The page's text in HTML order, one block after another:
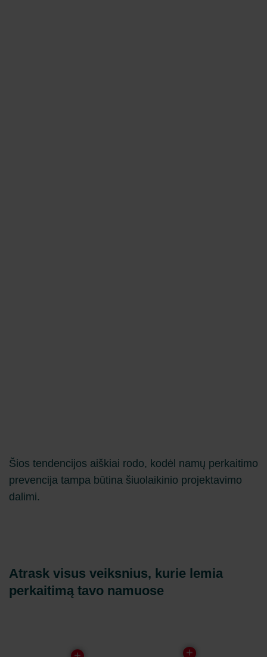
Šios tendencijos aiškiai rodo, kodėl namų perkaitimo
prevencija tampa būtina šiuolaikinio projektavimo
dalimi.
Atrask visus veiksnius, kurie lemia
perkaitimą tavo namuose